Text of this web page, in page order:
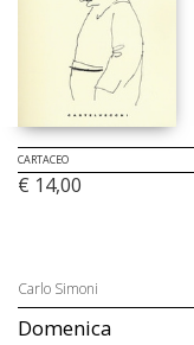
CARTACEO
€ 14,00
Carlo Simoni
Domenica